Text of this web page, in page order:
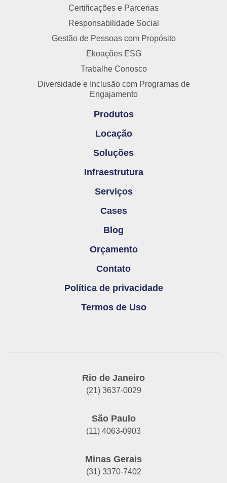
Certificações e Parcerias
Responsabilidade Social
Gestão de Pessoas com Propósito
Ekoações ESG
Trabalhe Conosco
Diversidade e Inclusão com Programas de
Engajamento
Produtos
Locação
Soluções
Infraestrutura
Serviços
Cases
Blog
Orçamento
Contato
Política de privacidade
Termos de Uso
Rio de Janeiro
(21) 3637-0029
São Paulo
(11) 4063-0903
Minas Gerais
(31) 3370-7402